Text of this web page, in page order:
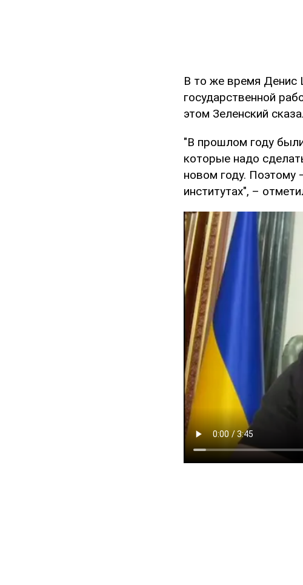
В то же время Денис
государственной
этом Зеленский
"В прошлом году
которые надо
новом году. Поэтому
институтах", –